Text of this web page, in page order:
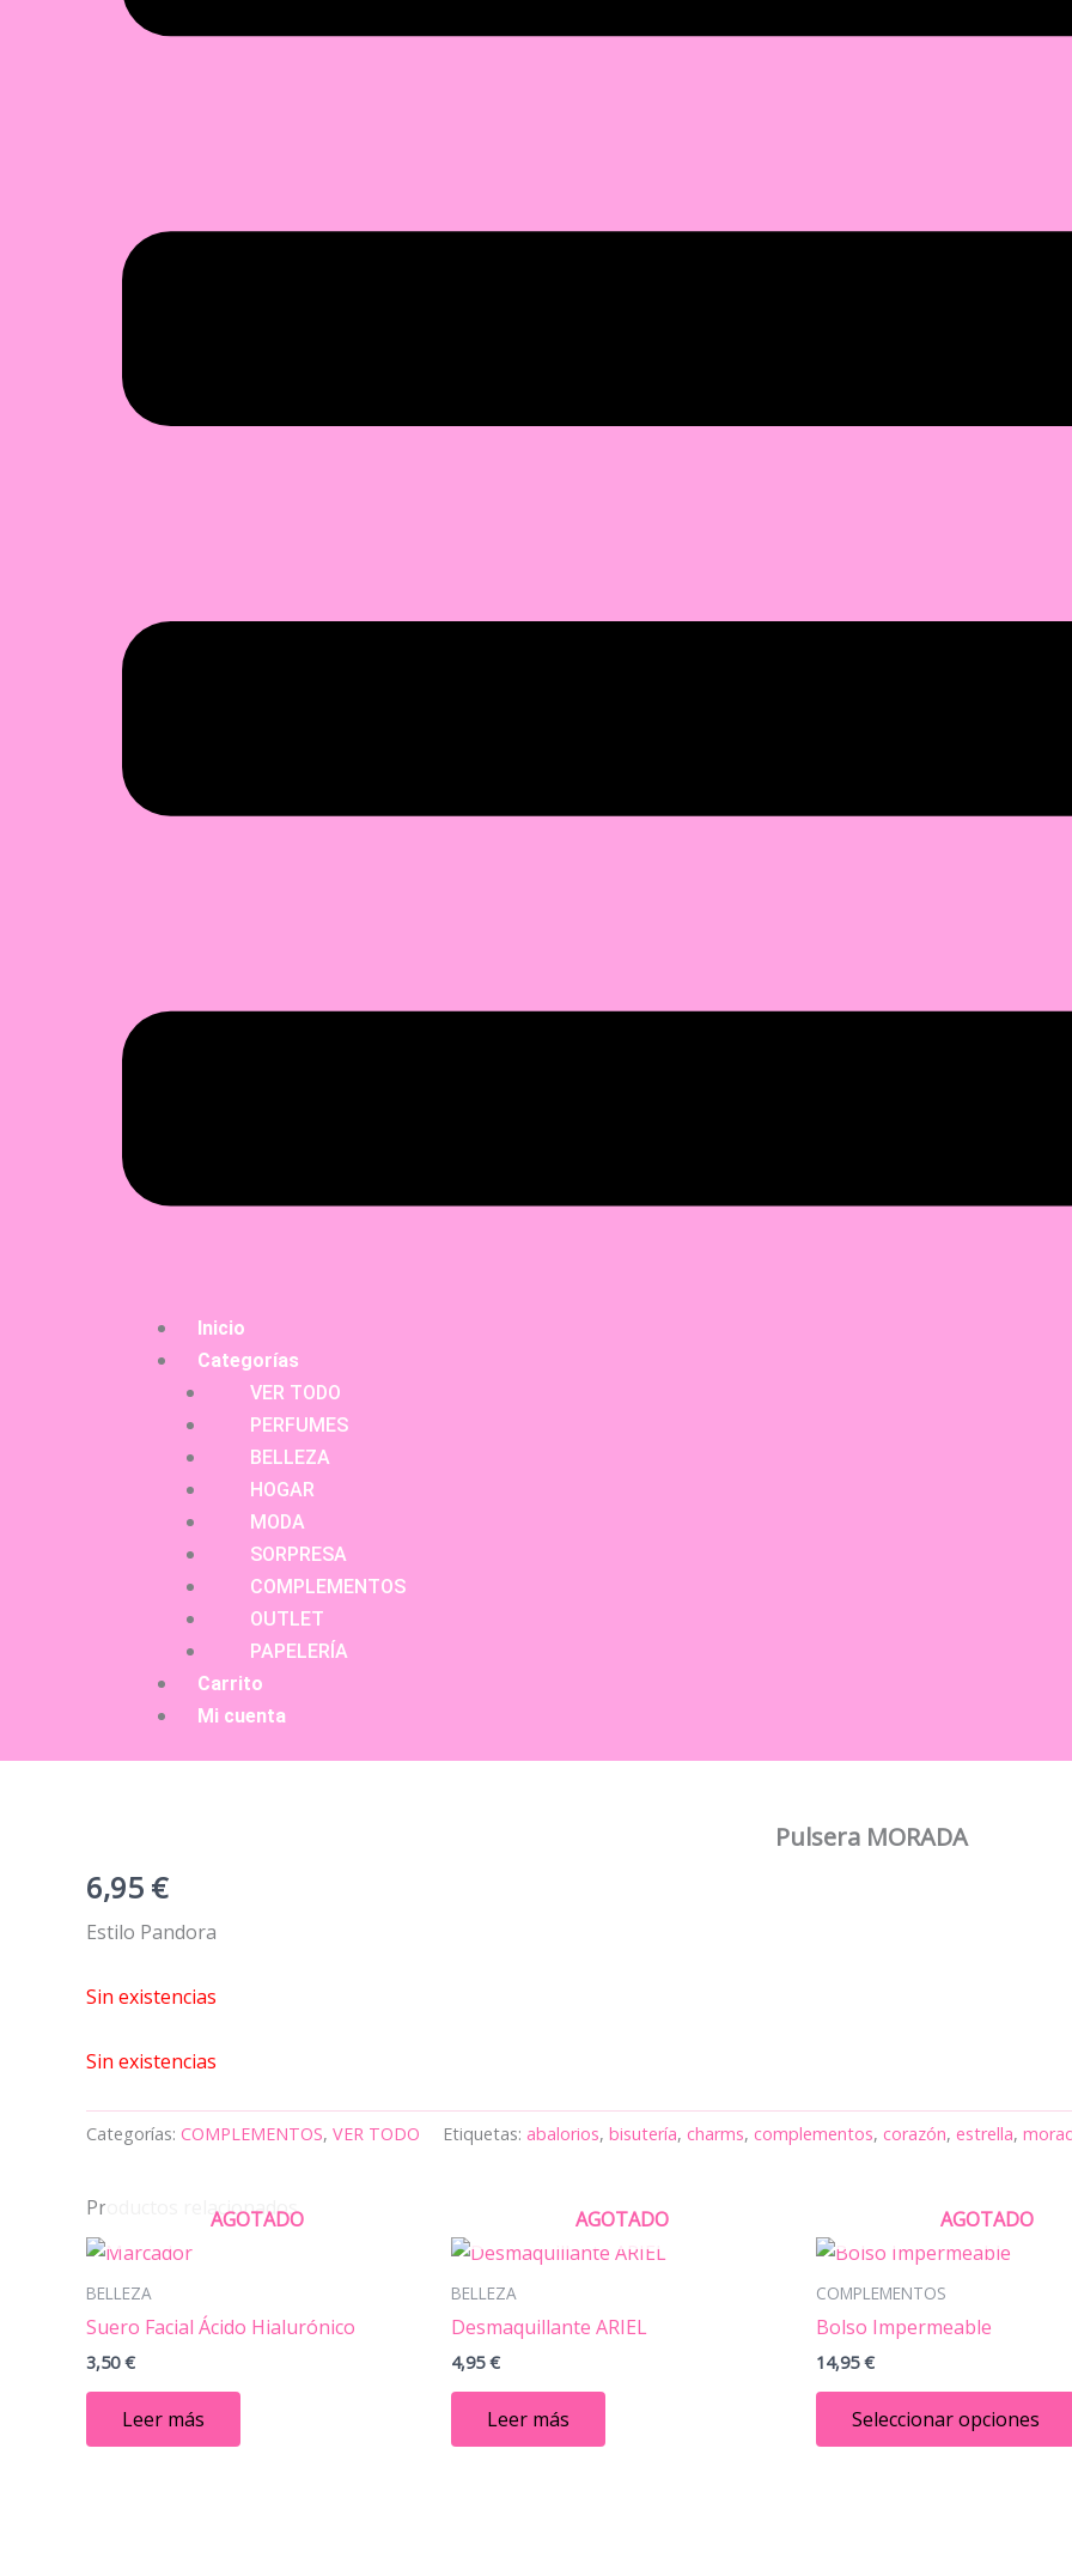
Inicio
Categorías
VER TODO
PERFUMES
BELLEZA
HOGAR
MODA
SORPRESA
COMPLEMENTOS
OUTLET
PAPELERÍA
Carrito
Mi cuenta
Pulsera MORADA
6,95 €
Estilo Pandora
Sin existencias
Sin existencias
Categorías: COMPLEMENTOS, VER TODO Etiquetas: abalorios, bisutería, charms, complementos, corazón, estrella,
Productos relacionados
AGOTADO
BELLEZA
Suero Facial Ácido Hialurónico
3,50€
Leer más
AGOTADO
BELLEZA
Desmaquillante ARIEL
4,95€
Leer más
AGOTADO
COMPLEMENTOS
Bolso Impermeable
14,95€
Seleccionar opciones